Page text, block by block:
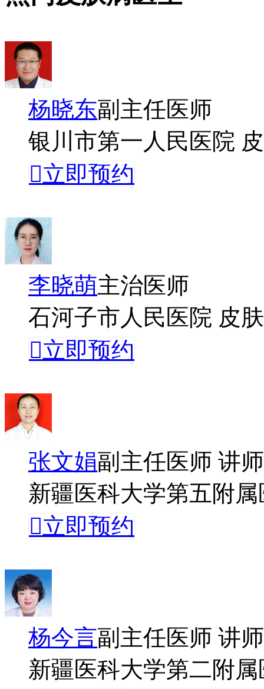
杨晓东副主任医师
银川市第一人民医院
立即预约
李晓萌主治医师
石河子市人民医院 皮
立即预约
张文娟副主任医师 讲师
新疆医科大学第五附
立即预约
杨今言副主任医师 讲师
新疆医科大学第二附